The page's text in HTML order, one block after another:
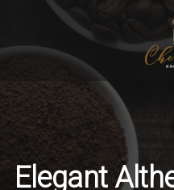
Elegant